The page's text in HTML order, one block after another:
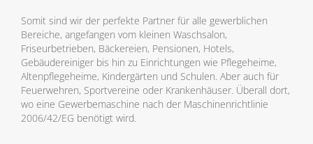
Somit sind wir der perfekte Partner für alle gewerblichen
Bereiche, angefangen vom kleinen Waschsalon,
Friseurbetrieben, Bäckereien, Pensionen, Hotels,
Gebäudereiniger bis hin zu Einrichtungen wie Pflegeheime,
Altenpflegeheime, Kindergärten und Schulen. Aber auch für
Feuerwehren, Sportvereine oder Krankenhäuser. Überall dort,
wo eine Gewerbemaschine nach der Maschinenrichtlinie
2006/42/EG benötigt wird.